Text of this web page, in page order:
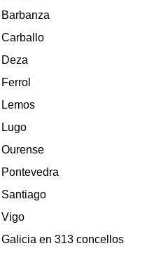
Barbanza
Carballo
Deza
Ferrol
Lemos
Lugo
Ourense
Pontevedra
Santiago
Vigo
Galicia en 313 concellos